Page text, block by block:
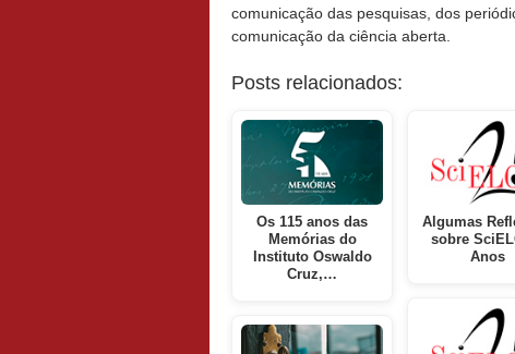
comunicação das pesquisas, dos
comunicação da ciência aberta.
Posts relacionados:
Os 115 anos das
Memórias do
Instituto Oswaldo
Cruz,…
Algumas
sobre
Anos